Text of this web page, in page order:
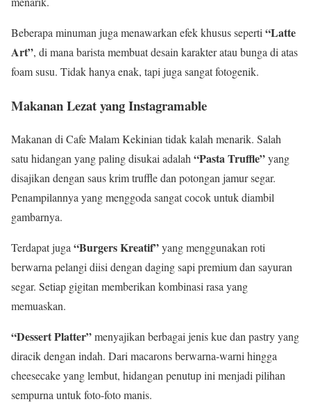
Beberapa minuman juga menawarkan efek khusus seperti “Latte
Art”, di mana barista membuat desain karakter atau bunga di atas
foam susu. Tidak hanya enak, tapi juga sangat fotogenik.
Makanan Lezat yang Instagramable
Makanan di Cafe Malam Kekinian tidak kalah menarik. Salah
satu hidangan yang paling disukai adalah“Pasta Truffle”yang
disajikan dengan saus krim truffle dan potongan jamur segar.
Penampilannya yang menggoda sangat cocok untuk diambil
gambarnya.
Terdapat juga“Burgers Kreatif”yang menggunakan roti
berwarna pelangi diisi dengan daging sapi premium dan sayuran
segar. Setiap gigitan memberikan kombinasi rasa yang
memuaskan.
“Dessert Platter”menyajikan berbagai jenis kue dan pastry yang
diracik dengan indah. Dari macarons berwarna-warni hingga
cheesecake yang lembut, hidangan penutup ini menjadi pilihan
sempurna untuk foto-foto manis.